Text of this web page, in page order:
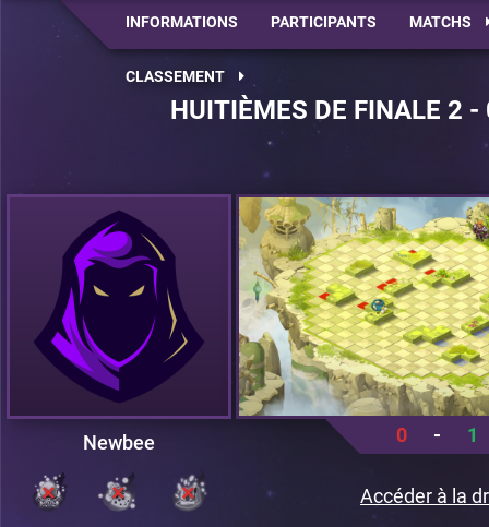
INFORMATIONS PARTICIPANTS MATCHS
CLASSEMENT
HUITIÈMES DE FINALE 2
Newbee 0 - 1
Accéder à la